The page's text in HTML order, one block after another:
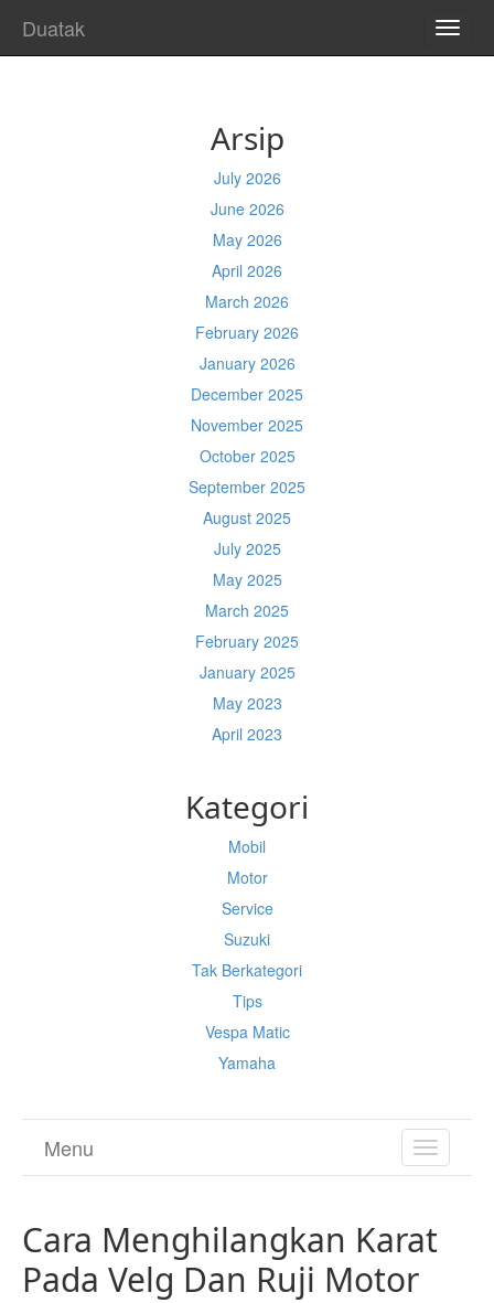
Duatak
Arsip
July 2026
June 2026
May 2026
April 2026
March 2026
February 2026
January 2026
December 2025
November 2025
October 2025
September 2025
August 2025
July 2025
May 2025
March 2025
February 2025
January 2025
May 2023
April 2023
Kategori
Mobil
Motor
Service
Suzuki
Tak Berkategori
Tips
Vespa Matic
Yamaha
TOGGLE
Menu
Cara Menghilangkan Karat
Pada Velg Dan Ruji Motor